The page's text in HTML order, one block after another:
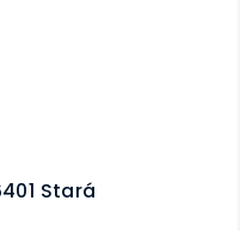
Stará